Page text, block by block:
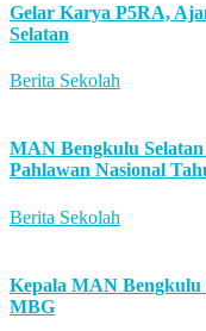
Gelar Karya P5RA,
Selatan
Berita Sekolah
MAN Bengkulu
Pahlawan Nasional
Berita Sekolah
Kepala MAN Bengkulu
MBG